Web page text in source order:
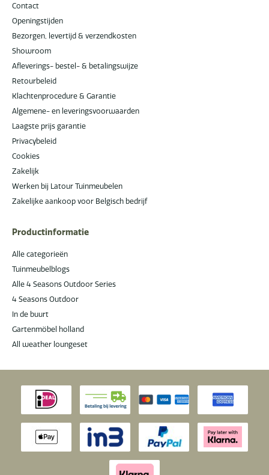
Contact
Openingstijden
Bezorgen, levertijd & verzendkosten
Showroom
Afleverings- bestel- & betalingswijze
Retourbeleid
Klachtenprocedure & Garantie
Algemene- en leveringsvoorwaarden
Laagste prijs garantie
Privacybeleid
Cookies
Zakelijk
Werken bij Latour Tuinmeubelen
Zakelijke aankoop voor Belgisch bedrijf
Productinformatie
Alle categorieën
Tuinmeubelblogs
Alle 4 Seasons Outdoor Series
4 Seasons Outdoor
In de buurt
Gartenmöbel holland
All weather loungeset